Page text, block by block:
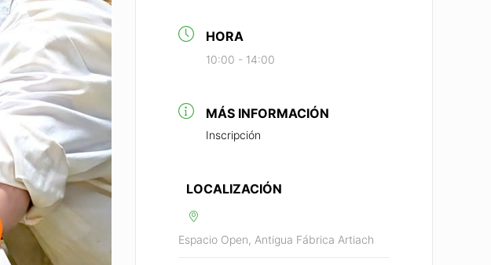
HORA
10:00 - 14:00
MÁS INFORMACIÓN
Inscripción
LOCALIZACIÓN
Espacio Open, Antigua Fábrica Artiach